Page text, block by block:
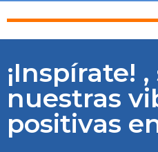
¡Inspírate!
nuestras
positivas